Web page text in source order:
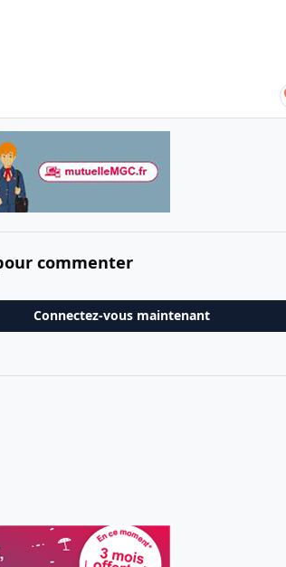
commenter
Connectez-vous maintenant